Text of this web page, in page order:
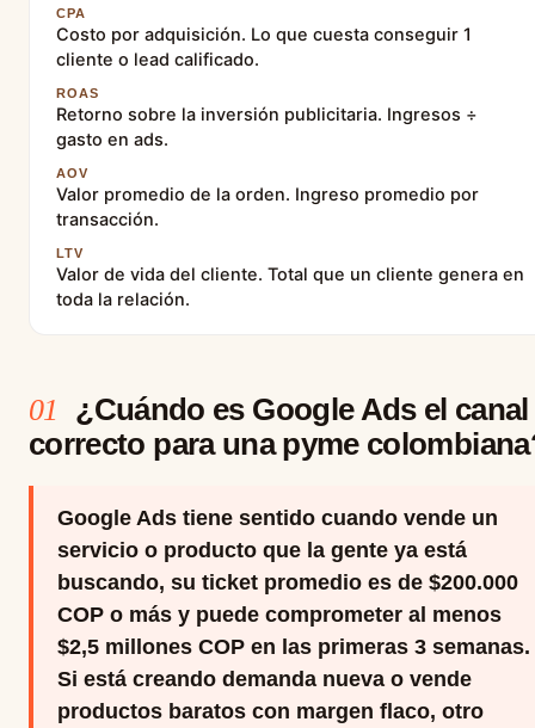
CPA
Costo por adquisición. Lo que cuesta conseguir 1
cliente o lead calificado.
ROAS
Retorno sobre la inversión publicitaria. Ingresos ÷
gasto en ads.
AOV
Valor promedio de la orden. Ingreso promedio por
transacción.
LTV
Valor de vida del cliente. Total que un cliente genera en
toda la relación.
01
¿Cuándo es Google Ads el canal
correcto para una pyme
Google Ads tiene sentido cuando vende un
servicio o producto que la gente ya está
buscando, su ticket promedio es de $200.000
COP o más y puede comprometer al menos
$2,5 millones COP en las primeras 3 semanas.
Si está creando demanda nueva o vende
productos baratos con margen flaco, otro